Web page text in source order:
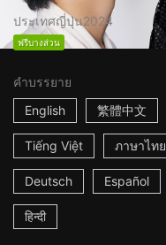
ประเทศญี่ปุ่น2024
ฟรีบางส่วน
คำบรรยาย
English
繁體中文
Tiếng Việt ภาษาไทย
Deutsch Español
हिन्दी